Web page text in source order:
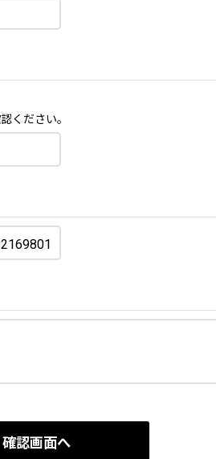
ください。
確認画面へ